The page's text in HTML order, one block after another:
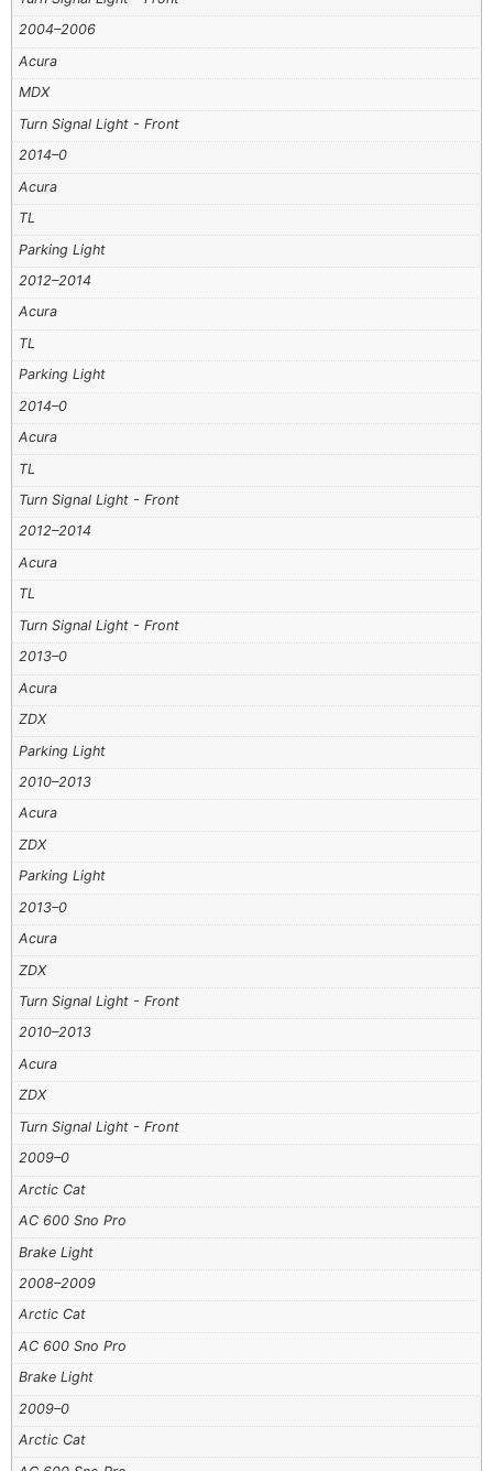
2004–2006
Acura
MDX
Turn Signal Light - Front
2014–0
Acura
TL
Parking Light
2012–2014
Acura
TL
Parking Light
2014–0
Acura
TL
Turn Signal Light - Front
2012–2014
Acura
TL
Turn Signal Light - Front
2013–0
Acura
ZDX
Parking Light
2010–2013
Acura
ZDX
Parking Light
2013–0
Acura
ZDX
Turn Signal Light - Front
2010–2013
Acura
ZDX
Turn Signal Light - Front
2009–0
Arctic Cat
AC 600 Sno Pro
Brake Light
2008–2009
Arctic Cat
AC 600 Sno Pro
Brake Light
2009–0
Arctic Cat